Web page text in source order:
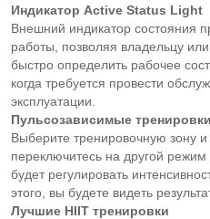
Индикатор Active Status Light
Внешний индикатор состояния
работы, позволяя владельцу
быстро определить рабочее
когда требуется провести
эксплуатации.
Пульсозависимые тренировки
Выберите тренировочную зону
переключитесь на другой
будет регулировать
этого, вы будете видеть
Лучшие HIIT тренировки